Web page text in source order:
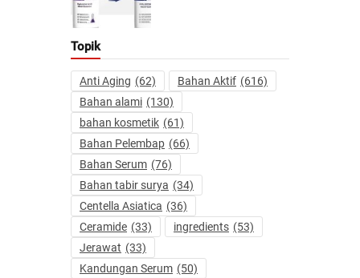
Topik
Anti Aging (62) Bahan Aktif (616)
Bahan alami (130)
bahan kosmetik (61)
Bahan Pelembap (66)
Bahan Serum (76)
Bahan tabir surya (34)
Centella Asiatica (36)
Ceramide (33) ingredients (53)
Jerawat (33)
Kandungan Serum (50)